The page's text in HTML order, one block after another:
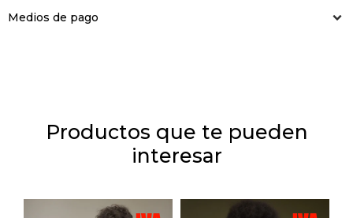
Medios de pago
Productos que te pueden
interesar